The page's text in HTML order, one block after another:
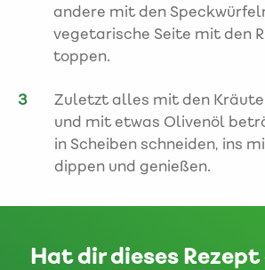
andere mit den
vegetarische Seite mit den
toppen.
Zuletzt alles mit den
und mit etwas Olivenöl
in Scheiben schneiden, ins
dippen und genießen.
Hat dir dieses